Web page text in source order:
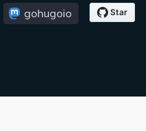
gohugoio